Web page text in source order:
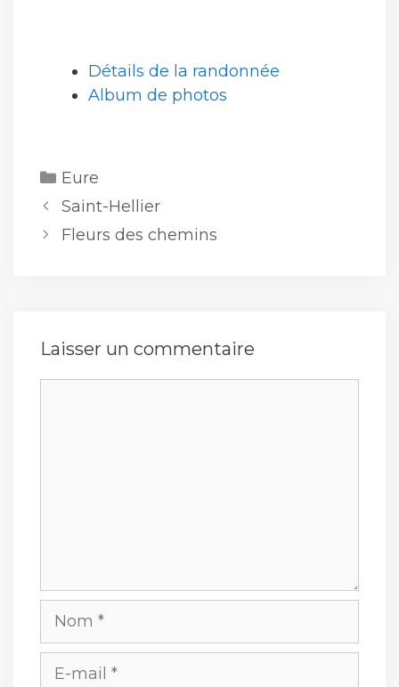
Détails de la randonnée
Album de photos
Catégories
Eure
Saint-Hellier
Fleurs des chemins
Laisser un commentaire
Nom
E-